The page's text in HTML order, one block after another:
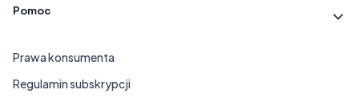
Linki w stopce
Pomoc
Prawa konsumenta
Regulamin subskrypcji